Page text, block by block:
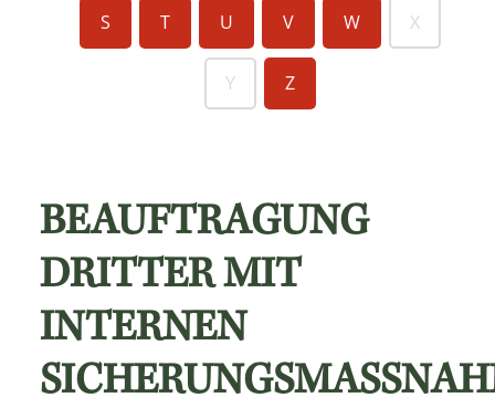
S T U V W X
Y Z
BEAUFTRAGUNG
DRITTER MIT
INTERNEN